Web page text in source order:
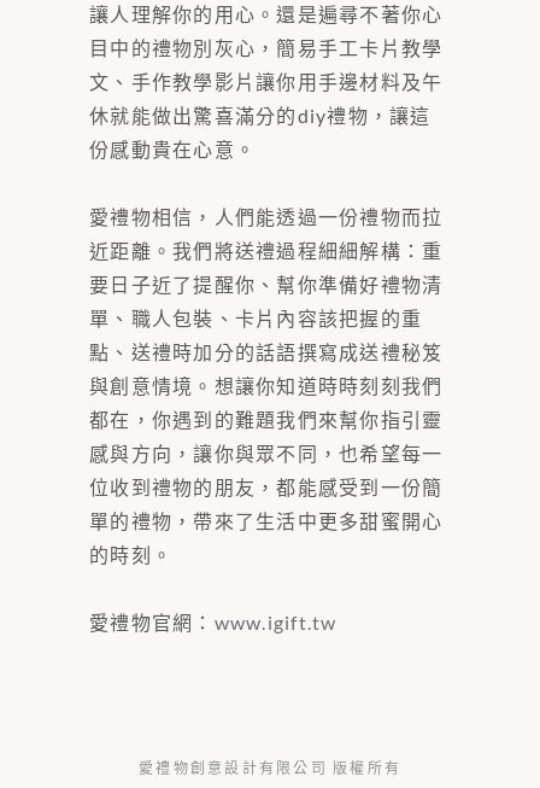
讓人理解你的用心。還是遍尋不著你心
目中的禮物別灰心，簡易手工卡片教學
文、手作教學影片讓你用手邊材料及午
休就能做出驚喜滿分的diy禮物，讓這
份感動貴在心意。
愛禮物相信，人們能透過一份禮物而拉
近距離。我們將送禮過程細細解構：重
要日子近了提醒你、幫你準備好禮物清
單、職人包裝、卡片內容該把握的重
點、送禮時加分的話語撰寫成送禮秘笈
與創意情境。想讓你知道時時刻刻我們
都在，你遇到的難題我們來幫你指引靈
感與方向，讓你與眾不同，也希望每一
位收到禮物的朋友，都能感受到一份簡
單的禮物，帶來了生活中更多甜蜜開心
的時刻。
愛禮物官網： www.igift.tw
愛禮物創意設計有限公司 版權所有